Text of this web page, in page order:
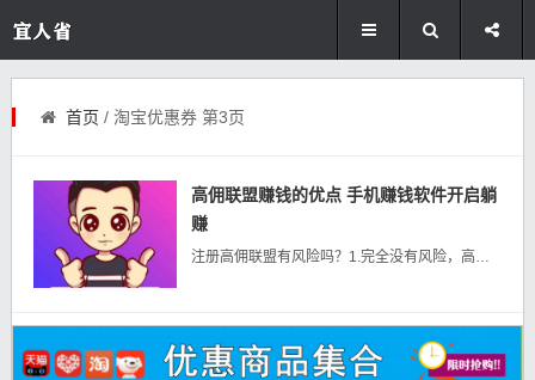
首页 / 淘宝优惠券 第3页
高佣联盟赚钱的优点 手机赚钱软件开启躺
赚
注册高佣联盟有风险吗？1.完全没有风险，高佣联盟只是一个社交导购类app，不涉及到大家任何身份信息。2.高佣联盟完全免费加入，0门槛，您不会有任何损失！高佣联盟注册微信二维码注册：微信链接注册：https...